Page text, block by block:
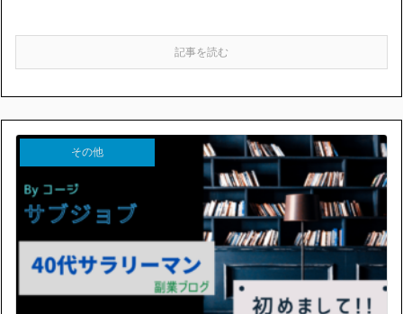
記事を読む
その他